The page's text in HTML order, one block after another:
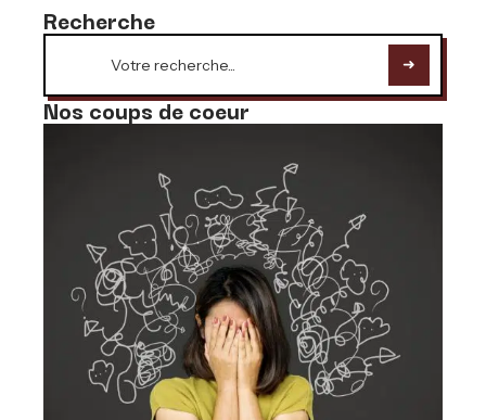
Recherche
Nos coups de coeur